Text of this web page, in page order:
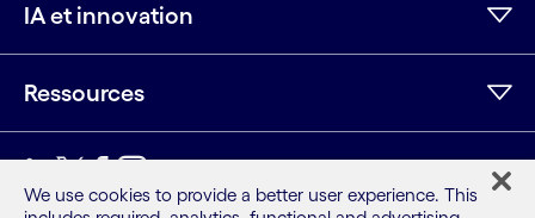
IA et innovation
Ressources
LinkedIn
Twitter
Facebook
Instagram
Youtube
We use cookies to provide a better user experience. This